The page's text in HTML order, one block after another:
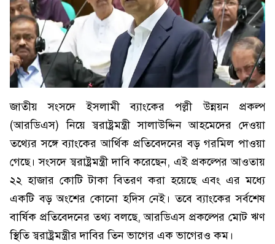
জাতীয় সংসদে ইসলামী ব্যাংকের পল্লী উন্নয়ন প্রকল্প
(আরডিএস) নিয়ে স্বরাষ্ট্রমন্ত্রী সালাউদ্দিন আহমেদের দেওয়া
তথ্যের সঙ্গে ব্যাংকের আর্থিক প্রতিবেদনের বড় গরমিল পাওয়া
গেছে। সংসদে স্বরাষ্ট্রমন্ত্রী দাবি করেছেন, এই প্রকল্পের আওতায়
২২ হাজার কোটি টাকা বিতরণ করা হয়েছে এবং এর মধ্যে
একটি বড় অংশের কোনো হদিস নেই। তবে ব্যাংকের সর্বশেষ
বার্ষিক প্রতিবেদনের তথ্য বলছে, আরডিএস প্রকল্পের মোট ঋণ
স্থিতি স্বরাষ্ট্রমন্ত্রীর দাবির তিন ভাগের এক ভাগেরও কম।